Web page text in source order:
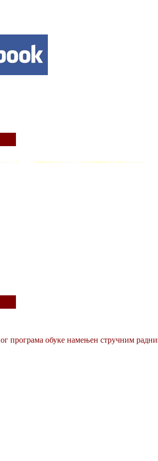
...... . .. ................... . ............. . ...............
програма обуке намењен стручним